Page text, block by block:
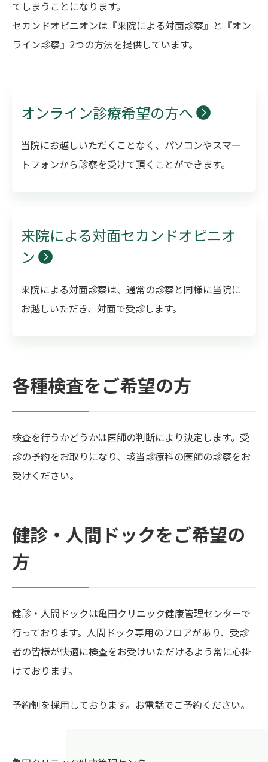
てしまうことになります。
セカンドオピニオンは『来院による対面診察』と『オン
ライン診察』2つの方法を提供しています。
オンライン診療希望の方へ
当院にお越しいただくことなく、パソコンやスマー
トフォンから診察を受けて頂くことができます。
来院による対面セカンドオピニオ
ン
来院による対面診察は、通常の診察と同様に当院に
お越しいただき、対面で受診します。
各種検査をご希望の方
検査を行うかどうかは医師の判断により決定します。受
診の予約をお取りになり、該当診療科の医師の診察をお
受けください。
健診・人間ドックをご希望の
方
健診・人間ドックは亀田クリニック健康管理センターで
行っております。人間ドック専用のフロアがあり、受診
者の皆様が快適に検査をお受けいただけるよう常に心掛
けております。
予約制を採用しております。お電話でご予約ください。